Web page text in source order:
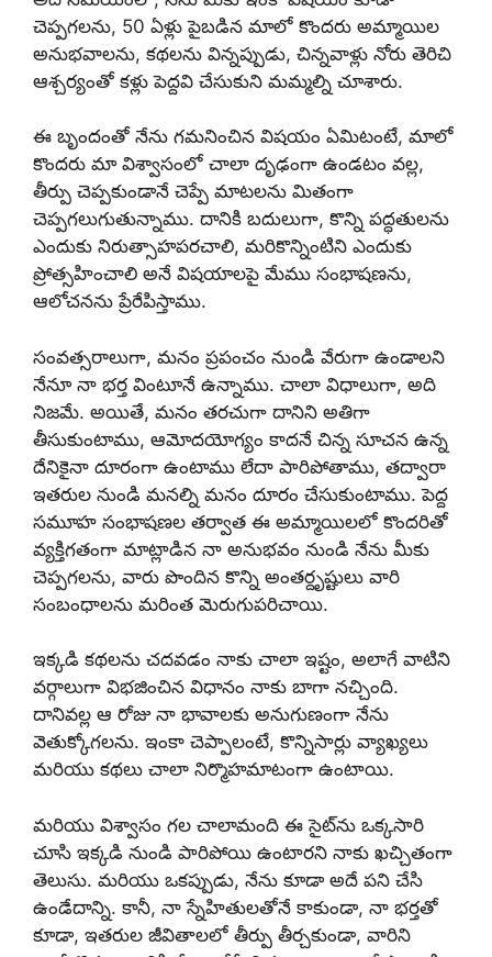
చెప్పగలను, 50 ఏళ్లు పైబడిన మాలో కొందరు అమ్మాయిల
అనుభవాలను, కథలను విన్నప్పుడు, చిన్నవాళ్లు నోరు తెరిచి
ఆశ్చర్యంతో కళ్లు పెద్దవి చేసుకుని మమ్మల్ని చూశారు.
ఈ బృందంతో నేను గమనించిన విషయం ఏమిటంటే, మాలో
కొందరు మా విశ్వాసంలో చాలా దృఢంగా ఉండటం వల్ల,
తీర్పు చెప్పకుండానే చెప్పే మాటలను మితంగా
చెప్పగలుగుతున్నాము. దానికి బదులుగా, కొన్ని పద్ధతులను
ఎందుకు నిరుత్సాహపరచాలి, మరికొన్నింటిని ఎందుకు
ప్రోత్సహించాలి అనే విషయాలపై మేము సంభాషణను,
ఆలోచనను ప్రేరేపిస్తాము.
సంవత్సరాలుగా, మనం ప్రపంచం నుండి వేరుగా ఉండాలని
నేనూ నా భర్త వింటూనే ఉన్నాము. చాలా విధాలుగా, అది
నిజమే. అయితే, మనం తరచుగా దానిని అతిగా
తీసుకుంటాము, ఆమోదయోగ్యం కాదనే చిన్న సూచన ఉన్న
దేనికైనా దూరంగా ఉంటాము లేదా పారిపోతాము, తద్వారా
ఇతరుల నుండి మనల్ని మనం దూరం చేసుకుంటాము. పెద్ద
సమూహ సంభాషణల తర్వాత ఈ అమ్మాయిలలో కొందరితో
వ్యక్తిగతంగా మాట్లాడిన నా అనుభవం నుండి నేను మీకు
చెప్పగలను, వారు పొందిన కొన్ని అంతర్దృష్టులు వారి
సంబంధాలను మరింత మెరుగుపరిచాయి.
ఇక్కడి కథలను చదవడం నాకు చాలా ఇష్టం, అలాగే వాటిని
వర్గాలుగా విభజించిన విధానం నాకు బాగా నచ్చింది.
దానివల్ల ఆ రోజు నా భావాలకు అనుగుణంగా నేను
వెతుక్కోగలను. ఇంకా చెప్పాలంటే, కొన్నిసార్లు వ్యాఖ్యలు
మరియు కథలు చాలా నిర్మొహమాటంగా ఉంటాయి.
మరియు విశ్వాసం గల చాలామంది ఈ సైట్‌ను ఒక్కసారి
చూసి ఇక్కడి నుండి పారిపోయి ఉంటారని నాకు ఖచ్చితంగా
తెలుసు. మరియు ఒకప్పుడు, నేను కూడా అదే పని చేసి
ఉండేదాన్ని. కానీ, నా స్నేహితులతోనే కాకుండా, నా భర్తతో
కూడా, ఇతరుల జీవితాలలో తీర్పు తీర్చకుండా, వారిని